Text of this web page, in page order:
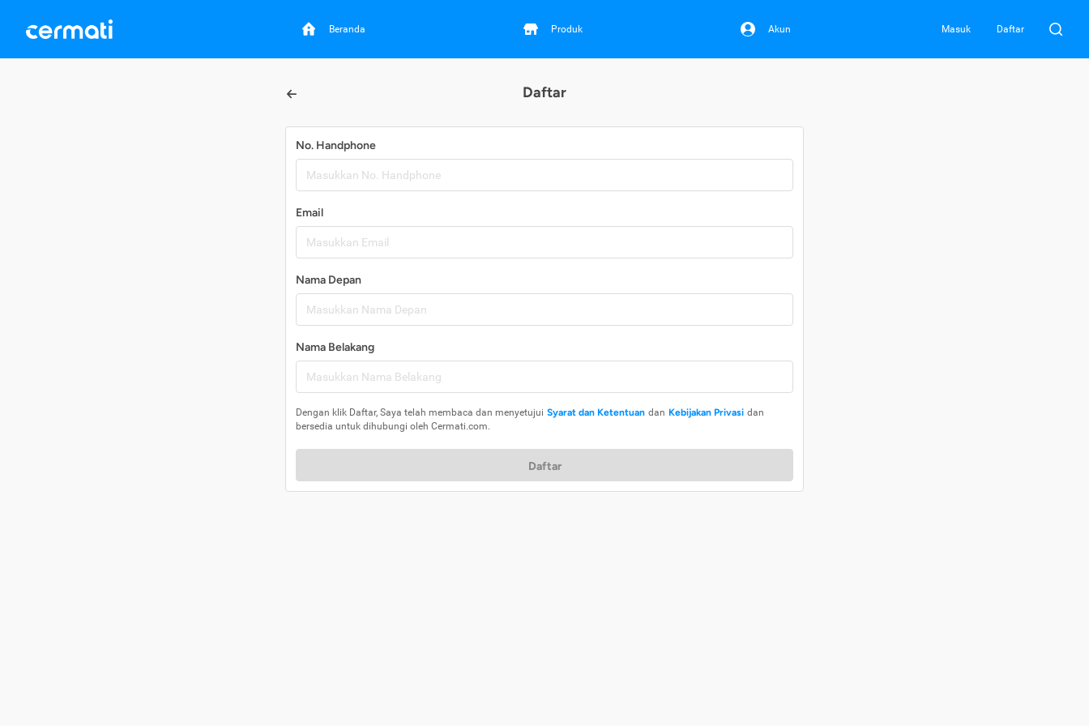
Beranda Produk Akun Masuk Daftar
Daftar
No. Handphone
Email
Nama Depan
Nama Belakang
Dengan klik Daftar, Saya telah membaca dan menyetujui Syarat dan Ketentuan dan Kebijakan Privasi dan
bersedia untuk dihubungi oleh Cermati.com.
Daftar